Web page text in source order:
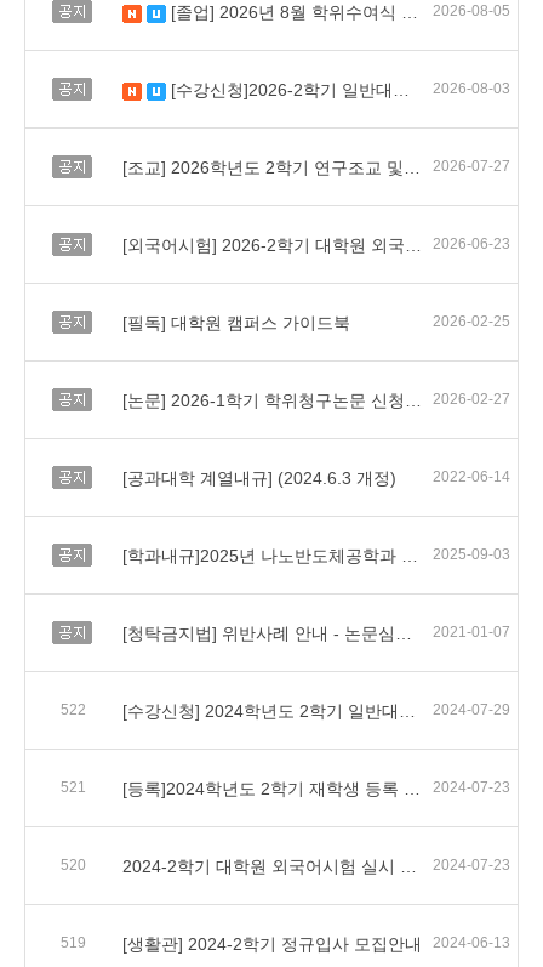
공지 새 글수정됨[졸업] 2026년 8월 학위수여식 안내 2026-08-05
공지 새 글수정됨[수강신청]2026-2학기 일반대학원 수강신청 일정 및 유의사항 안내 2026-08-03
공지 2026-07-27
공지 2026-06-23
공지 [필독] 대학원 캠퍼스 가이드북 2026-02-25
공지 2026-02-27
공지 [공과대학 계열내규] (2024.6.3 개정) 2022-06-14
공지 2025-09-03
공지 2021-01-07
522 2024-07-29
521 2024-07-23
520 2024-07-23
519 [생활관] 2024-2학기 정규입사 모집안내 2024-06-13